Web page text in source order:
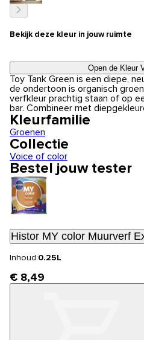
Bekijk deze kleur in jouw ruimte
Open de Kleur
Toy Tank Green is een diepe,
de ondertoon is organisch
verfkleur prachtig staan of op
bar. Combineer met
Kleurfamilie
Groenen
Collectie
Voice of color
Bestel jouw tester
Histor MY color Muurverf
Inhoud:0.25L
€ 8,49